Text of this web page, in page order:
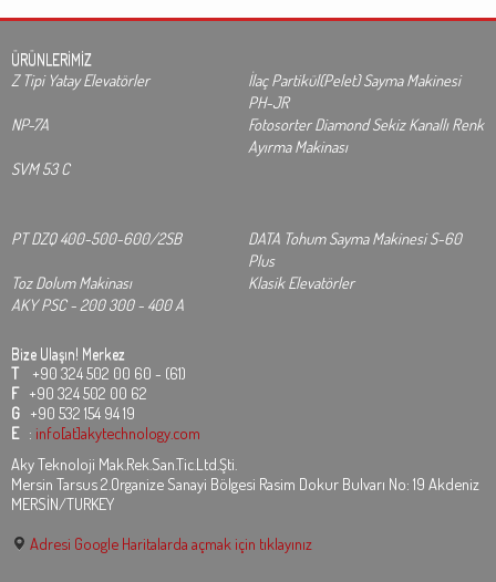
ÜRÜNLERİMİZ
Z Tipi Yatay Elevatörler
İlaç Partikül(Pelet) Sayma Makinesi
PH-JR
NP-7A
Fotosorter Diamond Sekiz Kanallı Renk
Ayırma Makinası
SVM 53 C
PT DZQ 400-500-600/2SB
DATA Tohum Sayma Makinesi S-60
Plus
Toz Dolum Makinası
Klasik Elevatörler
AKY PSC - 200 300 - 400 A
Bize Ulaşın! Merkez
T +90 324 502 00 60 - (61)
F +90 324 502 00 62
G +90 532 154 94 19
E : info[at]akytechnology.com
Aky Teknoloji Mak.Rek.San.Tic.Ltd.Şti.
Mersin Tarsus 2.Organize Sanayi Bölgesi Rasim Dokur Bulvarı No: 19 Akdeniz
MERSİN/TURKEY
Adresi Google Haritalarda açmak için tıklayınız